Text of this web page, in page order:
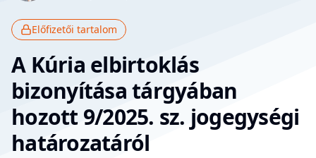
Előfizetői tartalom
A Kúria elbirtoklás
bizonyítása tárgyában
hozott 9/2025. sz. jogegységi
határozatáról